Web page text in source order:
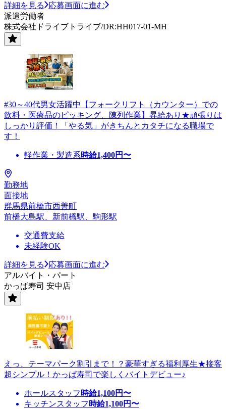
詳細を見る
応募画面に進む
派遣労働者
株式会社ドライブトライブ/DR:HH017-01-MH
#30～40代男女活躍中【フォークリフト（カウンター）での
飲料・医療品のピッキング、陳列作業】昇給あり★頑張りは
しっかり評価！「やる気」がきちんとカタチになる職場で
す！
軽作業・製造系時給1,400円〜
勤務地
面接地
群馬県前橋市西善町
前橋大島駅、新前橋駅、駒形駅
交通費支給
未経験OK
詳細を見る
応募画面に進む
アルバイト・パート
かっぱ寿司 安中店
えっ、テーマパーク割引まで！？豪華すぎる福利厚生★接客
超シンプル！かっぱ寿司で楽しくバイトデビュー♪
ホールスタッフ 時給1,100円〜
キッチンスタッフ 時給1,100円〜